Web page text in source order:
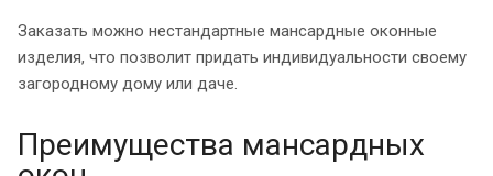
Заказать можно нестандартные мансардные оконные
изделия, что позволит придать индивидуальности своему
загородному дому или даче.
Преимущества мансардных